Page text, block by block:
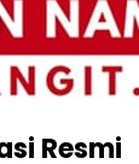
Resmi